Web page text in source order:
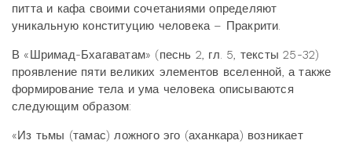
питта и кафа своими сочетаниями определяют
уникальную конституцию человека – Пракрити.
В «Шримад-Бхагаватам» (песнь 2, гл. 5, тексты 25-32)
проявление пяти великих элементов вселенной, а также
формирование тела и ума человека описываются
следующим образом:
«Из тьмы (тамас) ложного эго (аханкара) возникает